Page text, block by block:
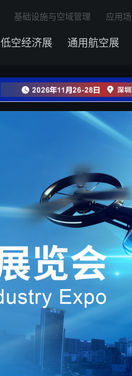
低空经济展 通用航空展
基础设施与空域管理 应用